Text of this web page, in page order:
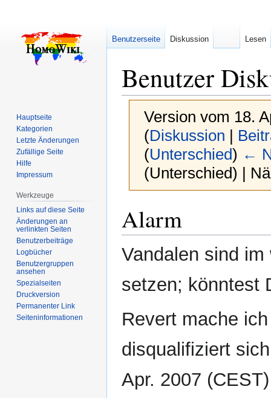
Benutzer
Version vom 18.
(Diskussion |
(Unterschied) ←
(Unterschied) |
Navigation
springen
Suche
springen
Alarm
Vandalen sind
setzen; könntest
Revert mache
disqualifiziert
Apr. 2007 (CEST)
Benutzerseite Diskussion Lesen
Hauptseite
Kategorien
Letzte Änderungen
Zufällige Seite
Hilfe
Impressum
Werkzeuge
Links auf diese Seite
Änderungen an
verlinkten Seiten
Benutzerbeiträge
Logbücher
Benutzergruppen
ansehen
Spezialseiten
Druckversion
Permanenter Link
Seiten­­informationen